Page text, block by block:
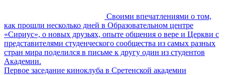
Своими впечатлениями о том,
как прошли несколько дней в Образовательном центре
«Сириус», о новых друзьях, опыте общения о вере и Церкви с
представителями студенческого сообщества из самых разных
стран мира поделился в письме к другу один из студентов
Академии.
Первое заседание киноклуба в Сретенской академии